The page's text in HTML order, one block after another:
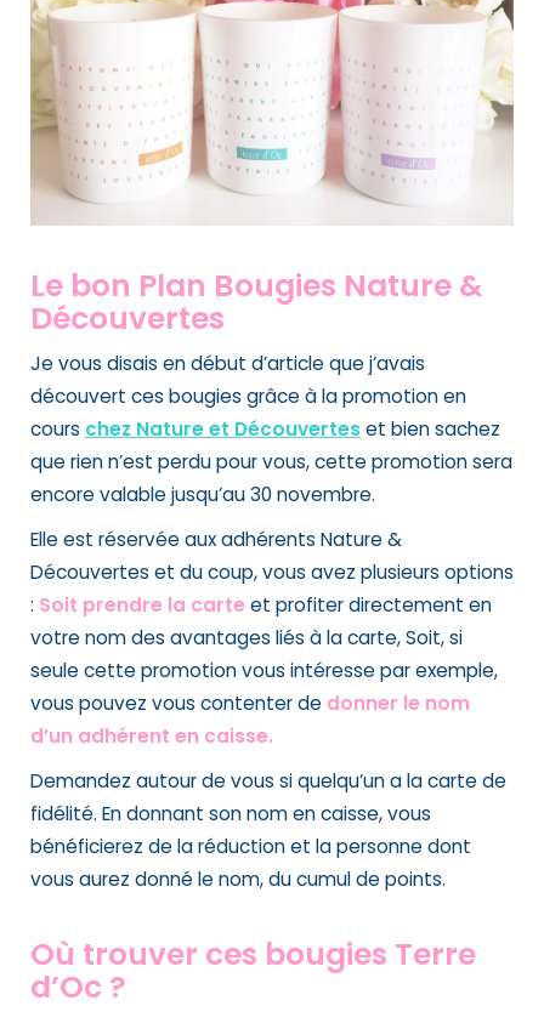
Le bon Plan Bougies Nature &
Découvertes
Je vous disais en début d’article que j’avais
découvert ces bougies grâce à lapromotion en
cours chez Nature et Découverteset bien sachez
que rien n’est perdu pour vous, cettepromotion sera
encore valable jusqu’au 30 novembre.
Elle est réservée aux adhérents Nature &
Découvertes et du coup, vous avez plusieurs options
: Soit prendre la carte et profiter directement en
votre nom des avantages liés à la carte, Soit, si
seule cette promotion vous intéresse par exemple,
vous pouvez vous contenter de donner le nom
d’un adhérent en caisse.
Demandez autour de vous si quelqu’un a la carte de
fidélité. En donnant son nom en caisse, vous
bénéficierez de la réduction et la personne dont
vous aurez donné le nom, du cumul de points.
Où trouver ces bougies Terre
d’Oc ?